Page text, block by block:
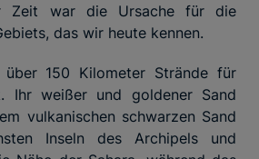
Zeit war die Ursache für die
das wir heute kennen.
150 Kilometer Strände für
Ihr weißer und goldener Sand
vulkanischen schwarzen Sand
Inseln des Archipels und